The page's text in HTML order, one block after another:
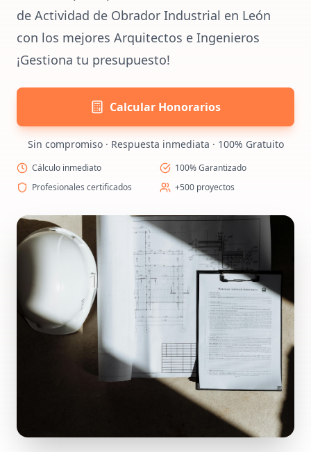
de Actividad de Obrador Industrial en León
con los mejores Arquitectos e Ingenieros
¡Gestiona tu presupuesto!
Calcular Honorarios
Sin compromiso · Respuesta inmediata · 100% Gratuito
Cálculo inmediato
100% Garantizado
Profesionales certificados
+500 proyectos